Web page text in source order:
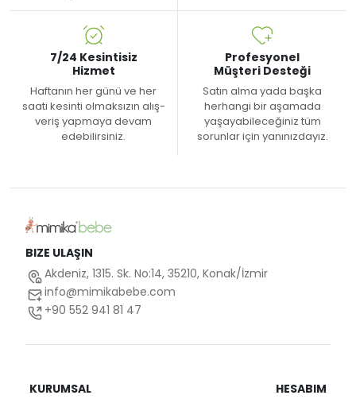
7/24 Kesintisiz
Hizmet
Haftanın her günü ve her
saati kesinti olmaksızın alış-
veriş yapmaya devam
edebilirsiniz.
Profesyonel
Müşteri Desteği
Satın alma yada başka
herhangi bir aşamada
yaşayabileceğiniz tüm
sorunlar için yanınızdayız.
BIZE ULAŞIN
Akdeniz, 1315. Sk. No:14, 35210, Konak/İzmir
info@mimikabebe.com
+90 552 941 81 47
KURUMSAL
HESABIM